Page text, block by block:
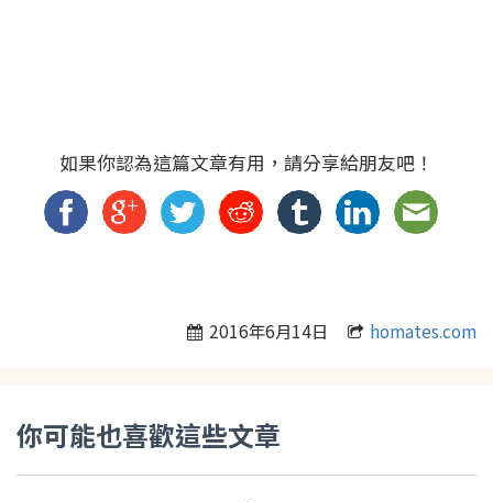
如果你認為這篇文章有用，請分享給朋友吧！
2016年6月14日 homates.com
你可能也喜歡這些文章